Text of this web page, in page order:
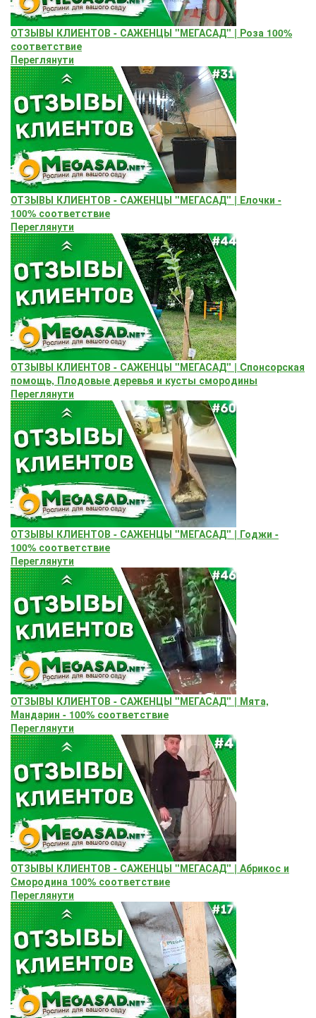
ОТЗЫВЫ КЛИЕНТОВ - САЖЕНЦЫ "МЕГАСАД" | Роза 100%
соответствие
Переглянути
ОТЗЫВЫ КЛИЕНТОВ - САЖЕНЦЫ "МЕГАСАД" | Елочки -
100% соответствие
Переглянути
ОТЗЫВЫ КЛИЕНТОВ - САЖЕНЦЫ "МЕГАСАД" | Cпонсорская
помощь, Плодовые деревья и кусты смородины
Переглянути
ОТЗЫВЫ КЛИЕНТОВ - САЖЕНЦЫ "МЕГАСАД" | Годжи -
100% соответствие
Переглянути
ОТЗЫВЫ КЛИЕНТОВ - САЖЕНЦЫ "МЕГАСАД" | Мята,
Мандарин - 100% соответствие
Переглянути
ОТЗЫВЫ КЛИЕНТОВ - САЖЕНЦЫ "МЕГАСАД" | Абрикос и
Смородина 100% соответствие
Переглянути